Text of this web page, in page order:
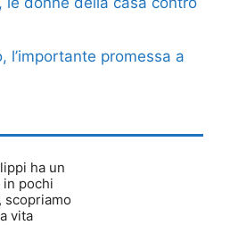
l’importante promessa a
ha un
pochi
scopriamo
vita